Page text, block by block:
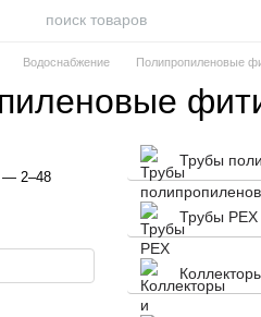
Водоснабжение Полипропиленовые
Трубы
Трубы PEX
— 2–48